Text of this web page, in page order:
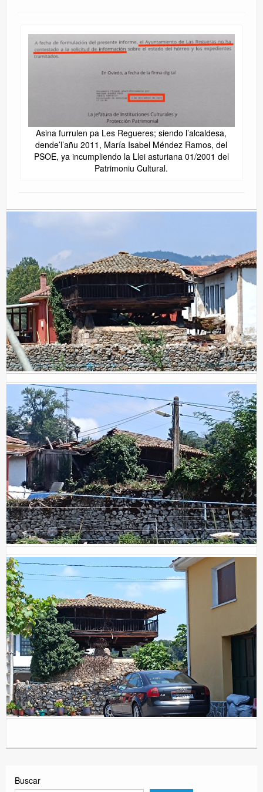
Asina furrulen pa Les Regueres; siendo l’alcaldesa,
dende’l’añu 2011, María Isabel Méndez Ramos, del
PSOE, ya incumpliendo la Llei asturiana 01/2001 del
Patrimoniu Cultural.
Buscar